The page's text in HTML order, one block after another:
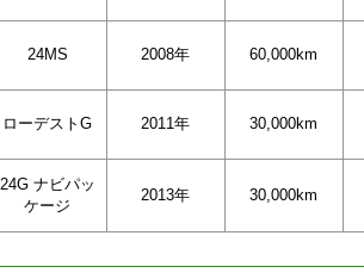
24MS 2008年 60,000km
ローデストG 2011年 30,000km
24G ナビパッ
ケージ
2013年 30,000km